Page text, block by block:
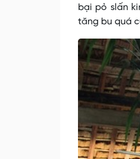
bại pỏ slấn
tăng bu quá